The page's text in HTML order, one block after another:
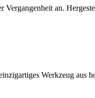
an.
Werkzeug aus